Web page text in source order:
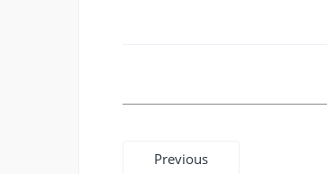
Beitragsnavigation
Previous